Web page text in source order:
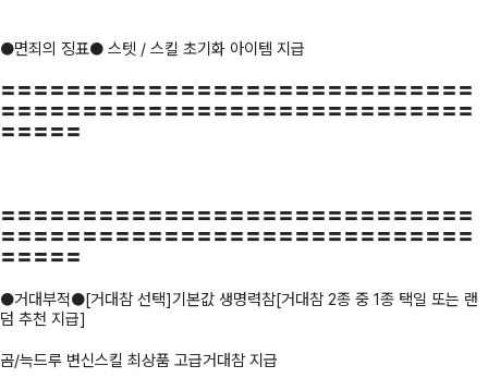
●면죄의 징표● 스텟 / 스킬 초기화 아이템 지급
〓〓〓〓〓〓〓〓〓〓〓〓〓〓〓〓〓〓〓〓〓〓〓〓〓〓〓〓〓
〓〓〓〓〓〓〓〓〓〓〓〓〓〓〓〓〓〓〓〓〓〓〓〓〓〓〓〓〓
〓〓〓〓〓
〓〓〓〓〓〓〓〓〓〓〓〓〓〓〓〓〓〓〓〓〓〓〓〓〓〓〓〓〓
〓〓〓〓〓〓〓〓〓〓〓〓〓〓〓〓〓〓〓〓〓〓〓〓〓〓〓〓〓
〓〓〓〓〓
●거대부적●[거대참 선택]기본값 생명력참[거대참 2종 중 1종 택일 또는 랜
덤 추천 지급]
곰/늑드루 변신스킬 최상품 고급거대참 지급